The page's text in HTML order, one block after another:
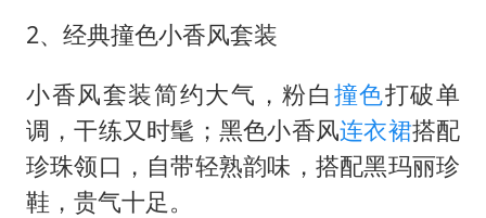
2、经典撞色小香风套装
小香风套装简约大气，粉白 撞色打破单
调，干练又时髦；黑色小香风连衣裙搭配
珍珠领口，自带轻熟韵味，搭配黑玛丽珍
鞋，贵气十足。